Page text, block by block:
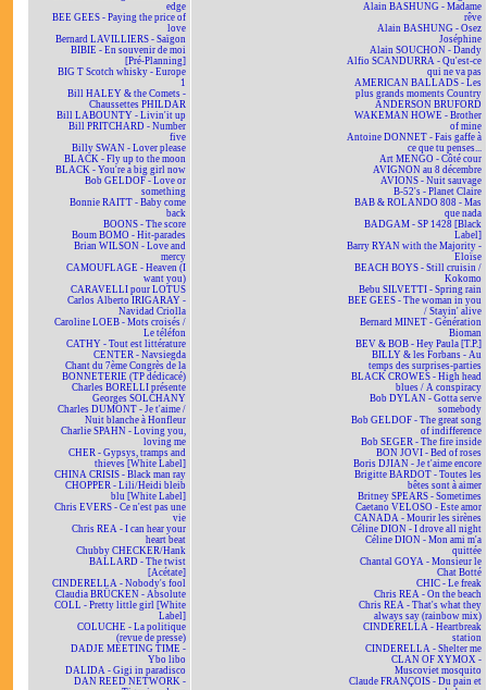
edge
BEE GEES - Paying the price of
love
Bernard LAVILLIERS - Saïgon
BIBIE - En souvenir de moi
[Pré-Planning]
BIG T Scotch whisky - Europe
1
Bill HALEY & the Comets -
Chaussettes PHILDAR
Bill LABOUNTY - Livin'it up
Bill PRITCHARD - Number
five
Billy SWAN - Lover please
BLACK - Fly up to the moon
BLACK - You're a big girl now
Bob GELDOF - Love or
something
Bonnie RAITT - Baby come
back
BOONS - The score
Boum BOMO - Hit-parades
Brian WILSON - Love and
mercy
CAMOUFLAGE - Heaven (I
want you)
CARAVELLI pour LOTUS
Carlos Alberto IRIGARAY -
Navidad Criolla
Caroline LOEB - Mots croisés /
Le téléfon
CATHY - Tout est littérature
CENTER - Navsiegda
Chant du 7ème Congrès de la
BONNETERIE (TP dédicacé)
Charles BORELLI présente
Georges SOLCHANY
Charles DUMONT - Je t'aime /
Nuit blanche à Honfleur
Charlie SPAHN - Loving you,
loving me
CHER - Gypsys, tramps and
thieves [White Label]
CHINA CRISIS - Black man ray
CHOPPER - Lili/Heidi bleib
blu [White Label]
Chris EVERS - Ce n'est pas une
vie
Chris REA - I can hear your
heart beat
Chubby CHECKER/Hank
BALLARD - The twist
[Acétate]
CINDERELLA - Nobody's fool
Claudia BRÜCKEN - Absolute
COLL - Pretty little girl [White
Label]
COLUCHE - La politique
(revue de presse)
DADJE MEETING TIME -
Ybo libo
DALIDA - Gigi in paradisco
DAN REED NETWORK -
Alain BASHUNG - Madame
rêve
Alain BASHUNG - Osez
Joséphine
Alain SOUCHON - Dandy
Alfio SCANDURRA - Qu'est-ce
qui ne va pas
AMERICAN BALLADS - Les
plus grands moments Country
ANDERSON BRUFORD
WAKEMAN HOWE - Brother
of mine
Antoine DONNET - Fais gaffe à
ce que tu penses...
Art MENGO - Côté cour
AVIGNON au 8 décembre
AVIONS - Nuit sauvage
B-52's - Planet Claire
BAB & ROLANDO 808 - Mas
que nada
BADGAM - SP 1428 [Black
Label]
Barry RYAN with the Majority -
Eloïse
BEACH BOYS - Still cruisin /
Kokomo
Bebu SILVETTI - Spring rain
BEE GEES - The woman in you
/ Stayin' alive
Bernard MINET - Génération
Bioman
BEV & BOB - Hey Paula [T.P.]
BILLY & les Forbans - Au
temps des surprises-parties
BLACK CROWES - High head
blues / A conspiracy
Bob DYLAN - Gotta serve
somebody
Bob GELDOF - The great song
of indifference
Bob SEGER - The fire inside
BON JOVI - Bed of roses
Boris DJIAN - Je t'aime encore
Brigitte BARDOT - Toutes les
bêtes sont à aimer
Britney SPEARS - Sometimes
Caetano VELOSO - Este amor
CANADA - Mourir les sirènes
Céline DION - I drove all night
Céline DION - Mon ami m'a
quittée
Chantal GOYA - Monsieur le
Chat Botté
CHIC - Le freak
Chris REA - On the beach
Chris REA - That's what they
always say (rainbow mix)
CINDERELLA - Heartbreak
station
CINDERELLA - Shelter me
CLAN OF XYMOX -
Muscoviet mosquito
Claude FRANÇOIS - Du pain et